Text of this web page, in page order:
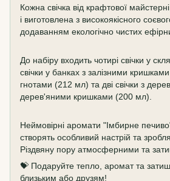
Кожна свічка від крафтової
і виготовлена з високоякісного
додаванням екологічно чистих
До набіру входить чотирі свічки у
свічки у банках з залізними
гнотами (212 мл) та дві свічки з
дерев'яними кришками (200 мл).
Неймовірні аромати "Імбирне
створять особливий настрій та
Різдвяну пору атмосферними та
💝 Подаруйте тепло, аромат та
близьким або друзям!